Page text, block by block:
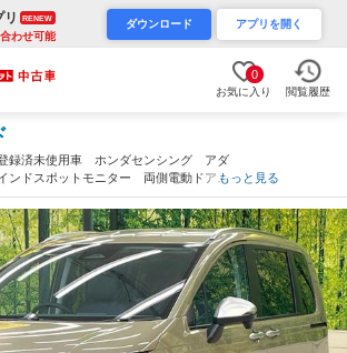
リ RENEW
わせ可能
ダウンロード アプリを開く
0
お気に入り 閲覧履歴
録済未使用車 ホンダセンシング アダ
ンドスポットモニター 両側電動ドア
メラ 純正１５インチアルミ ＬＥＤヘ
ビーム（滋賀県）
もっと見る